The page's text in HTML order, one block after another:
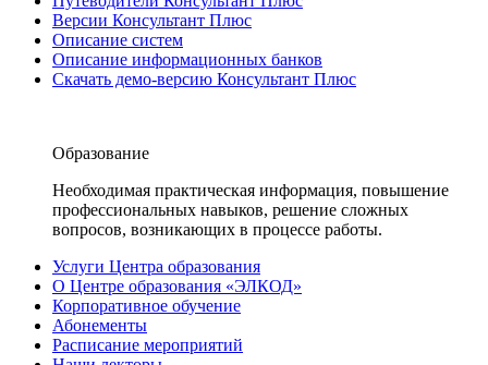
Версии Консультант Плюс
Описание систем
Описание информационных банков
Скачать демо-версию Консультант Плюс
Образование
Необходимая практическая информация, повышение
профессиональных навыков, решение сложных
вопросов, возникающих в процессе работы.
Услуги Центра образования
О Центре образования «ЭЛКОД»
Корпоративное обучение
Абонементы
Расписание мероприятий